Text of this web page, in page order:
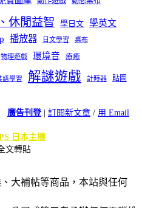
休閒益智 學日文 學英文
播放器 日文學習 桌布
物理遊戲 環境音 療癒
語學習 解謎遊戲 計時器
貼圖
廣告刊登| 訂閱新文章 / 用 Email
日本主機
文轉貼
大補帖等商品，本站與任何